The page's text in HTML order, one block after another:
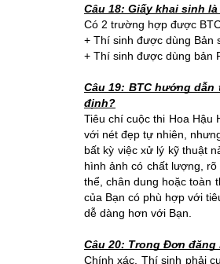
Câu 18: Giấy khai sinh
Có 2 trường hợp được
+ Thí sinh được dùng Bản
+ Thí sinh được dùng bản
Câu 19: BTC hướng
định?
Tiêu chí cuộc thi Hoa Hậu
với nét đẹp tự nhiên,
bất kỳ việc xử lý kỹ thuật
hình ảnh có chất lượng,
thể, chân dung hoặc toàn
của Bạn có phù hợp với
dễ dàng hơn với Bạn.
Câu 20: Trong Đơn
Chính xác. Thí sinh phải